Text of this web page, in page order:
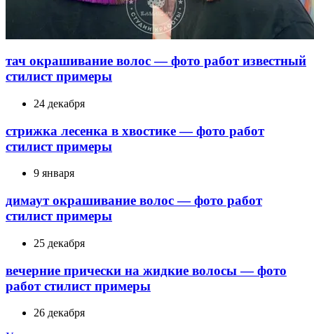
тач окрашивание волос — фото работ известный
стилист примеры
24 декабря
стрижка лесенка в хвостике — фото работ
стилист примеры
9 января
димаут окрашивание волос — фото работ
стилист примеры
25 декабря
вечерние прически на жидкие волосы — фото
работ стилист примеры
26 декабря